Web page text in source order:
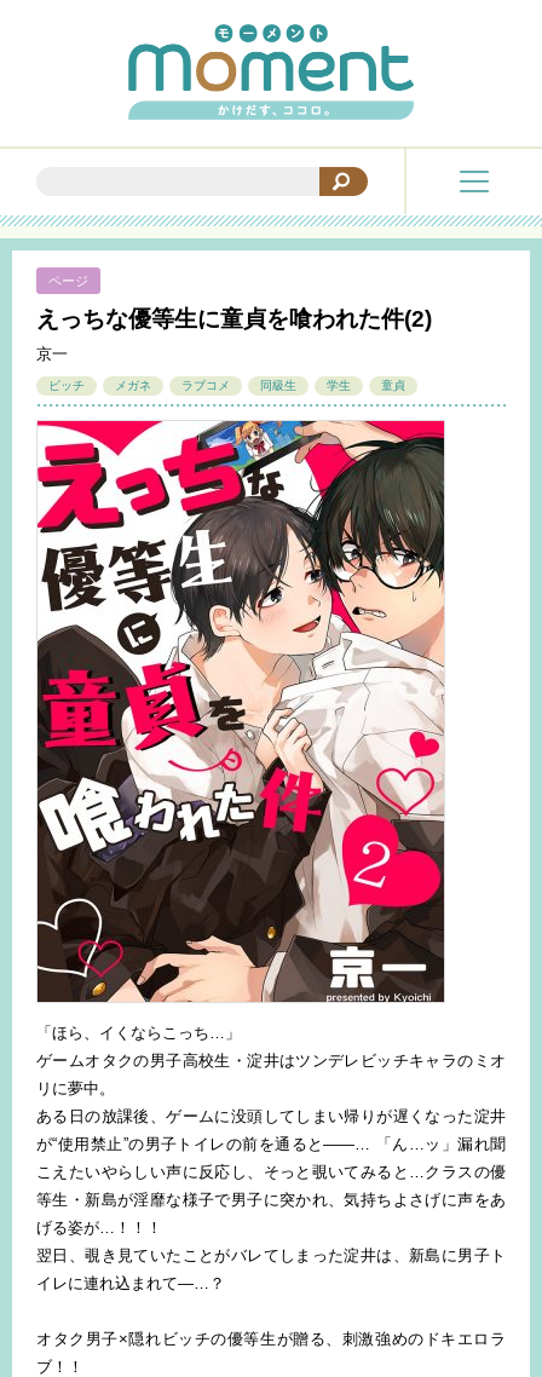
ページ
えっちな優等生に童貞を喰われた件(2)
京一
ビッチ メガネ ラブコメ 同級生 学生 童貞
「ほら、イくならこっち…」
ゲームオタクの男子高校生・淀井はツンデレビッチキャラのミオ
リに夢中。
ある日の放課後、ゲームに没頭してしまい帰りが遅くなった淀井
が“使用禁止”の男子トイレの前を通ると――… 「ん…ッ」漏れ聞
こえたいやらしい声に反応し、そっと覗いてみると…クラスの優
等生・新島が淫靡な様子で男子に突かれ、気持ちよさげに声をあ
げる姿が…！！！
翌日、覗き見ていたことがバレてしまった淀井は、新島に男子ト
イレに連れ込まれて―…？
オタク男子×隠れビッチの優等生が贈る、刺激強めのドキエロラ
ブ！！